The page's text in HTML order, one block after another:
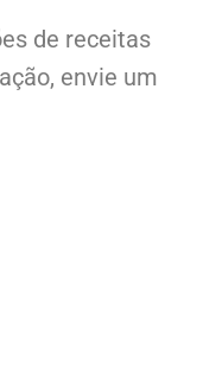
de receitas
envie um